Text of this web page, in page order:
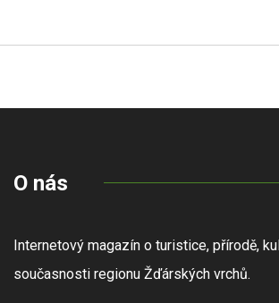
O nás
Internetový magazín o turistice, přírodě,
současnosti regionu Žďárských vrchů.